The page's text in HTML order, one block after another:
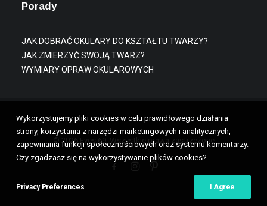
Porady
JAK DOBRAĆ OKULARY DO KSZTAŁTU TWARZY?
JAK ZMIERZYĆ SWOJĄ TWARZ?
WYMIARY OPRAW OKULAROWYCH
© 2026 Eyes 69. Wszystkie prawa zastrzeżone
Wykorzystujemy pliki cookies w celu prawidłowego działania
strony, korzystania z narzędzi marketingowych i analitycznych,
zapewniania funkcji społecznościowych oraz systemu komentarzy.
Czy zgadzasz się na wykorzystywanie plików cookies?
Privacy Preferences I Agree